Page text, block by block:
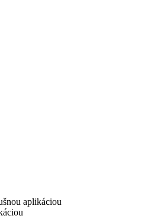
aplikáciou